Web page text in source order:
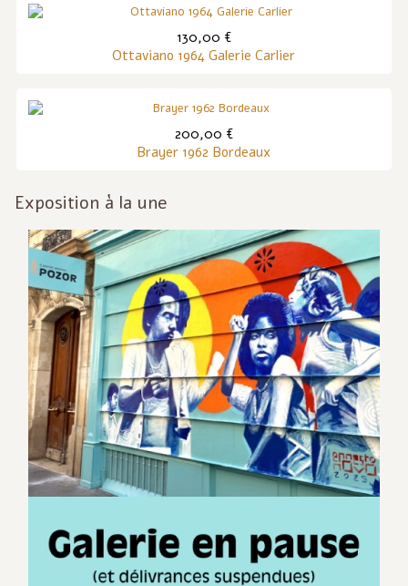
130,00 €
Ottaviano 1964 Galerie Carlier
200,00 €
Brayer 1962 Bordeaux
Exposition à la une